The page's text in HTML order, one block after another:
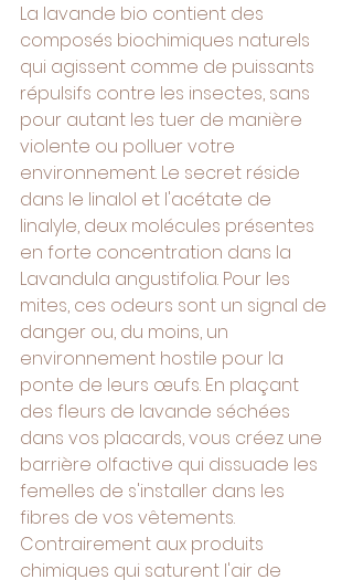
La lavande bio contient des
composés biochimiques naturels
qui agissent comme de puissants
répulsifs contre les insectes, sans
pour autant les tuer de manière
violente ou polluer votre
environnement. Le secret réside
dans le linalol et l'acétate de
linalyle, deux molécules présentes
en forte concentration dans la
Lavandula angustifolia. Pour les
mites, ces odeurs sont un signal de
danger ou, du moins, un
environnement hostile pour la
ponte de leurs œufs. En plaçant
des fleurs de lavande séchées
dans vos placards, vous créez une
barrière olfactive qui dissuade les
femelles de s'installer dans les
fibres de vos vêtements.
Contrairement aux produits
chimiques qui saturent l'air de